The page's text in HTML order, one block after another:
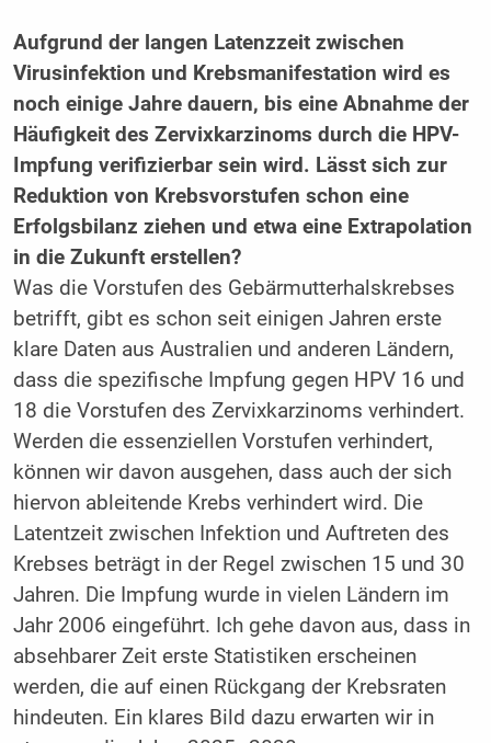
Aufgrund der langen Latenzzeit zwischen
Virusinfektion und Krebsmanifestation wird es
noch einige Jahre dauern, bis eine Abnahme der
Häufigkeit des Zervixkarzinoms durch die HPV-
Impfung verifizierbar sein wird. Lässt sich zur
Reduktion von Krebsvorstufen schon eine
Erfolgsbilanz ziehen und etwa eine Extrapolation
in die Zukunft erstellen?
Was die Vorstufen des Gebärmutterhalskrebses
betrifft, gibt es schon seit einigen Jahren erste
klare Daten aus Australien und anderen Ländern,
dass die spezifische Impfung gegen HPV 16 und
18 die Vorstufen des Zervixkarzinoms verhindert.
Werden die essenziellen Vorstufen verhindert,
können wir davon ausgehen, dass auch der sich
hiervon ableitende Krebs verhindert wird. Die
Latentzeit zwischen Infektion und Auftreten des
Krebses beträgt in der Regel zwischen 15 und 30
Jahren. Die Impfung wurde in vielen Ländern im
Jahr 2006 eingeführt. Ich gehe davon aus, dass in
absehbarer Zeit erste Statistiken erscheinen
werden, die auf einen Rückgang der Krebsraten
hindeuten. Ein klares Bild dazu erwarten wir in